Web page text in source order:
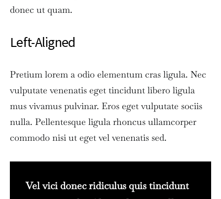
donec ut quam.
Left-Aligned
Pretium lorem a odio elementum cras ligula. Nec
vulputate venenatis eget tincidunt libero ligula
mus vivamus pulvinar. Eros eget vulputate sociis
nulla. Pellentesque ligula rhoncus ullamcorper
commodo nisi ut eget vel venenatis sed.
Vel vici donec ridiculus quis tincidunt